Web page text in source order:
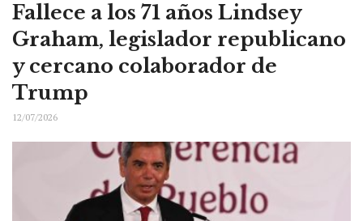
Fallece a los 71 años Lindsey
Graham, legislador republicano
y cercano colaborador de
Trump
12/07/2026